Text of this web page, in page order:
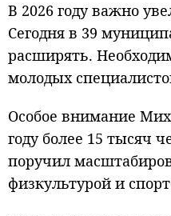
В 2026 году важно
Сегодня в 39
расширять.
молодых
Особое внимание
году более 15 тысяч
поручил
физкультурой и